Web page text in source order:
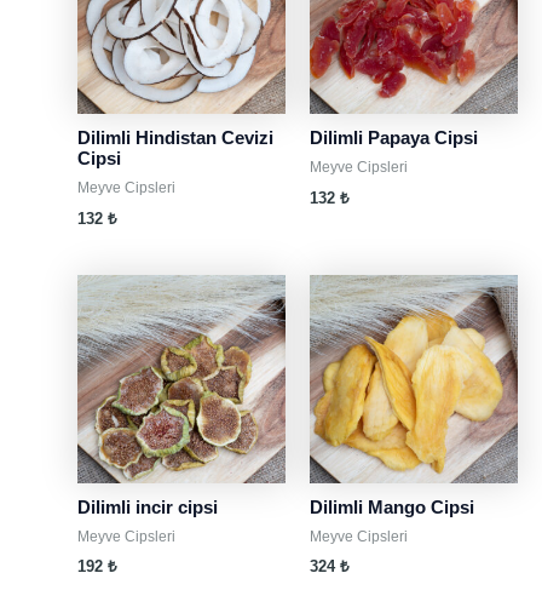
Dilimli Hindistan Cevizi
Cipsi
Meyve Cipsleri
132 ₺
Dilimli Papaya Cipsi
Meyve Cipsleri
132 ₺
Dilimli incir cipsi
Meyve Cipsleri
192 ₺
Dilimli Mango Cipsi
Meyve Cipsleri
324 ₺